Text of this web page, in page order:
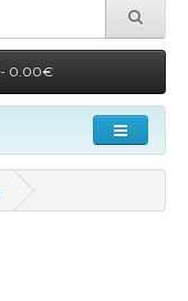
- 0.00€